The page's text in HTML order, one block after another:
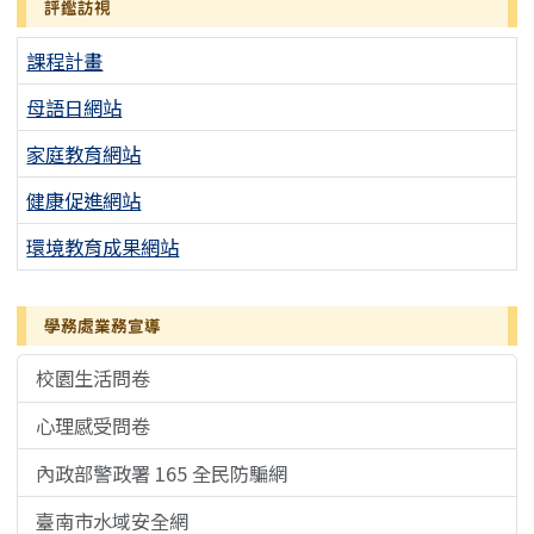
評鑑訪視
課程計畫
母語日網站
家庭教育網站
健康促進網站
環境教育成果網站
學務處業務宣導
校園生活問卷
心理感受問卷
內政部警政署 165 全民防騙網
臺南市水域安全網